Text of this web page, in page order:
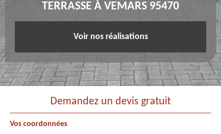
TERRASSE À VEMARS 95470
Voir nos réalisations
Demandez un devis gratuit
Vos coordonnées